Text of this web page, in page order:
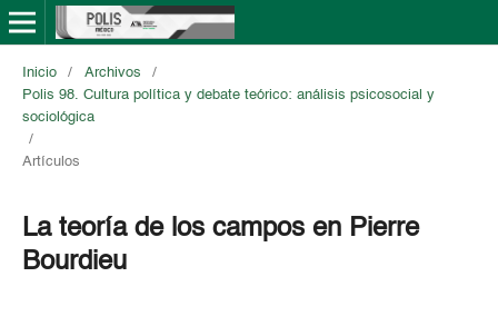
Inicio / Archivos
/
Polis 98. Cultura política y debate teórico: análisis psicosocial y
sociológica
/
Artículos
La teoría de los campos en Pierre
Bourdieu